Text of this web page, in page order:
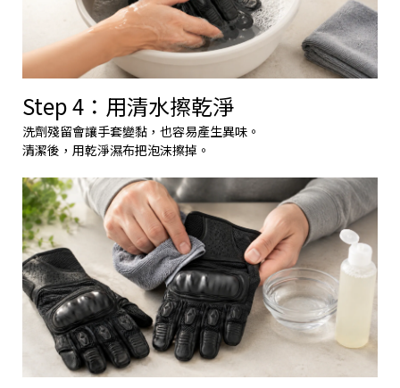
Step 4：用清水擦乾淨
洗劑殘留會讓手套變黏，也容易產生異味。
清潔後，用乾淨濕布把泡沫擦掉。